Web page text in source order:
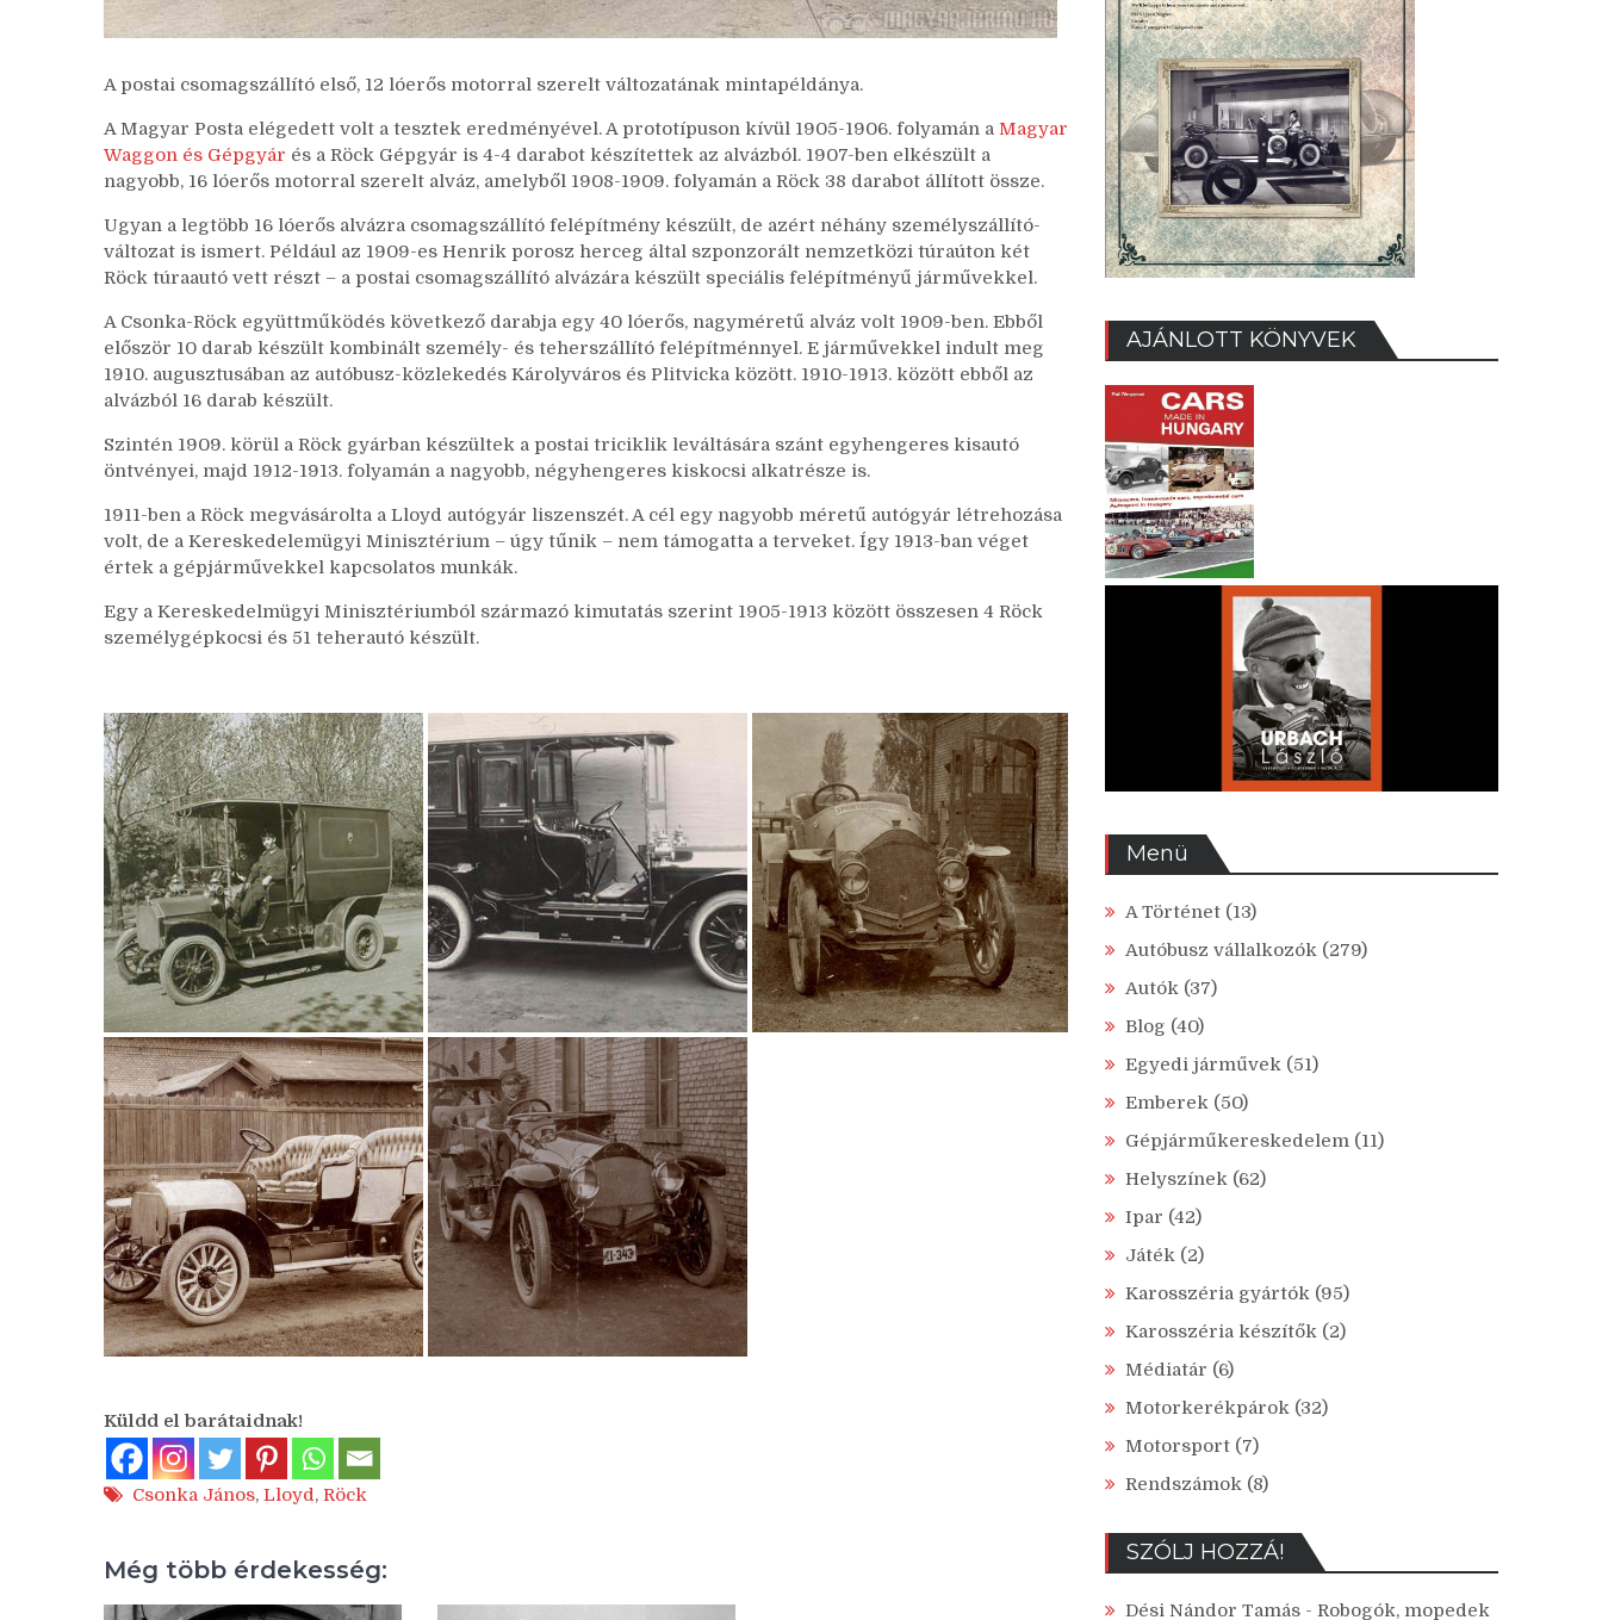
A postai csomagszállító első, 12 lóerős motorral szerelt változatának mintapéldánya.
A Magyar Posta elégedett volt a tesztek eredményével. A prototípuson kívül 1905-1906. folyamán a Magyar
Waggon és Gépgyár és a Röck Gépgyár is 4-4 darabot készítettek az alvázból. 1907-ben elkészült a
nagyobb, 16 lóerős motorral szerelt alváz, amelyből 1908-1909. folyamán a Röck 38 darabot állított össze.
Ugyan a legtöbb 16 lóerős alvázra csomagszállító felépítmény készült, de azért néhány személyszállító-
változat is ismert. Például az 1909-es Henrik porosz herceg által szponzorált nemzetközi túraúton két
Röck túraautó vett részt – a postai csomagszállító alvázára készült speciális felépítményű járművekkel.
A Csonka-Röck együttműködés következő darabja egy 40 lóerős, nagyméretű alváz volt 1909-ben. Ebből
először 10 darab készült kombinált személy- és teherszállító felépítménnyel. E járművekkel indult meg
1910. augusztusában az autóbusz-közlekedés Károlyváros és Plitvicka között. 1910-1913. között ebből az
alvázból 16 darab készült.
Szintén 1909. körül a Röck gyárban készültek a postai triciklik leváltására szánt egyhengeres kisautó
öntvényei, majd 1912-1913. folyamán a nagyobb, négyhengeres kiskocsi alkatrésze is.
1911-ben a Röck megvásárolta a Lloyd autógyár liszenszét. A cél egy nagyobb méretű autógyár létrehozása
volt, de a Kereskedelemügyi Minisztérium – úgy tűnik – nem támogatta a terveket. Így 1913-ban véget
értek a gépjárművekkel kapcsolatos munkák.
Egy a Kereskedelmügyi Minisztériumból származó kimutatás szerint 1905-1913 között összesen 4 Röck
személygépkocsi és 51 teherautó készült.
Küldd el barátaidnak!
Csonka János, Lloyd, Röck
Még több érdekesség:
AJÁNLOTT KÖNYVEK
Menü
A Történet (13)
Autóbusz vállalkozók (279)
Autók (37)
Blog (40)
Egyedi járművek (51)
Emberek (50)
Gépjárműkereskedelem (11)
Helyszínek (62)
Ipar (42)
Játék (2)
Karosszéria gyártók (95)
Karosszéria készítők (2)
Médiatár (6)
Motorkerékpárok (32)
Motorsport (7)
Rendszámok (8)
SZÓLJ HOZZÁ!
Dési Nándor Tamás - Robogók, mopedek